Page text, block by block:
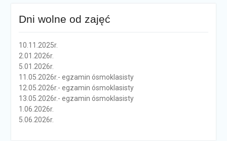
Dni wolne od zajęć
10.11.2025r.
2.01.2026r.
5.01.2026r.
11.05.2026r.- egzamin ósmoklasisty
12.05.2026r.- egzamin ósmoklasisty
13.05.2026r.- egzamin ósmoklasisty
1.06.2026r.
5.06.2026r.